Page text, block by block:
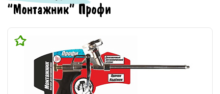
“Монтажник” Профи